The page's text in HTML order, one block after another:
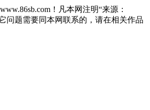
！凡本网注明“来源：
问题需要同本网联系的，请在相关作品